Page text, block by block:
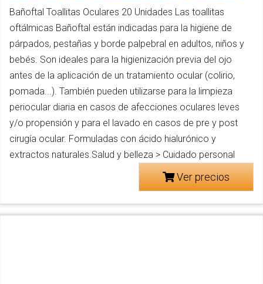
Bañoftal Toallitas Oculares 20 Unidades Las toallitas
oftálmicas Bañoftal están indicadas para la higiene de
párpados, pestañas y borde palpebral en adultos, niños y
bebés. Son ideales para la higienización previa del ojo
antes de la aplicación de un tratamiento ocular (colirio,
pomada...). También pueden utilizarse para la limpieza
periocular diaria en casos de afecciones oculares leves
y/o propensión y para el lavado en casos de pre y post
cirugía ocular. Formuladas con ácido hialurónico y
extractos naturales.Salud y belleza > Cuidado personal
Ver precios